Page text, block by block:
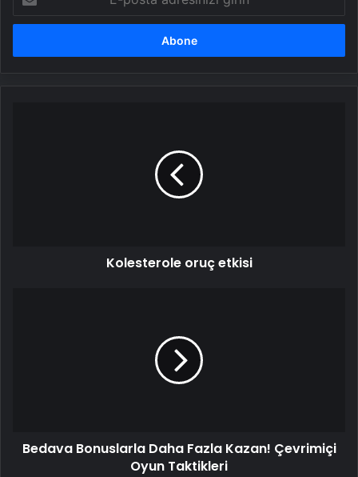
posta
adresinizi
Kolesterole oruç etkisi
Bedava Bonuslarla Daha Fazla Kazan! Çevrimiçi
Oyun Taktikleri